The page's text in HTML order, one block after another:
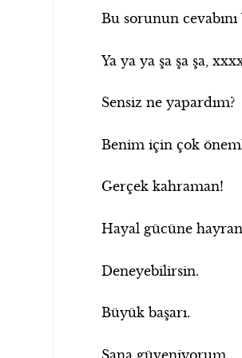
Bu sorunun
Ya ya ya şa şa şa,
Sensiz ne yapardım?
Benim için çok
Gerçek kahraman!
Hayal gücüne
Deneyebilirsin.
Büyük başarı.
Sana güveniyorum.